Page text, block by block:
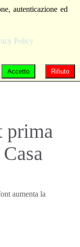
prima
aumenta la
autenticazione ed
Policy
Rifiuto
Accetto